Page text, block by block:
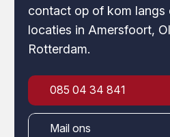
contact op of kom langs
locaties in Amersfoort,
Rotterdam.
085 04 34 841
Mail ons